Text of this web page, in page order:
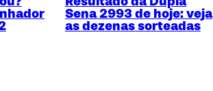
Sena 2993 de hoje: veja
as dezenas sorteadas